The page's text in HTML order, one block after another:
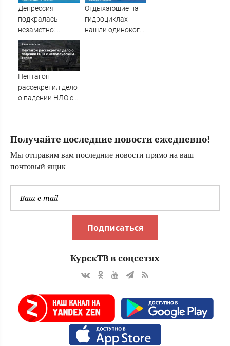
слишком поздно:
Депрессия
подкралась
незаметно:
красные флаги,
помощь себе и
что происходит с
мозгом
Отдыхающие на
гидроциклах
нашли одинокого
Пентагон
рассекретил дело
о падении НЛО с
Получайте последние новости ежедневно!
Мы отправим вам последние новости прямо на ваш
почтовый ящик
Подписаться
КурскТВ в соцсетях